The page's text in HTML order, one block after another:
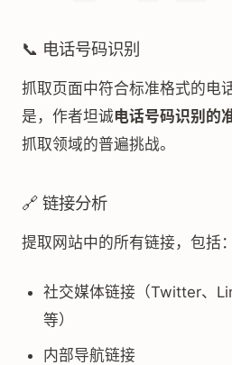
📞 电话号码识别
抓取页面中符合标准格式的电
是，作者坦诚电话号码识别的
抓取领域的普遍挑战。
🔗 链接分析
提取网站中的所有链接，包括：
社交媒体链接（Twitter、
等）
内部导航链接